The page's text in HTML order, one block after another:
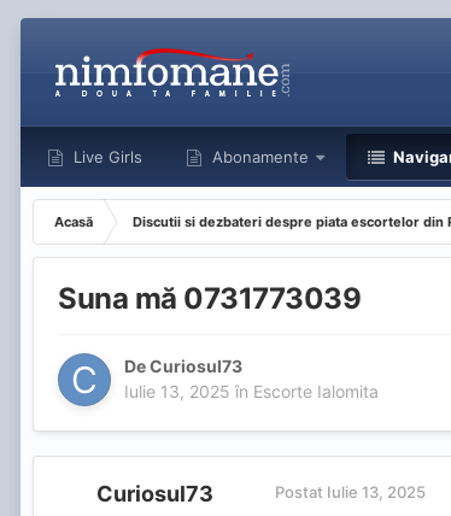
Live Girls Abonamente
Acasă Discutii si dezbateri despre piata escortelor din
Suna mă 0731773039
DeCuriosul73
Iulie 13, 2025 în Escorte Ialomita
Curiosul73 Postat Iulie 13, 2025